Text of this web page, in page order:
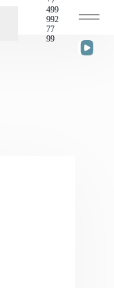
- 21
499
992
77
99